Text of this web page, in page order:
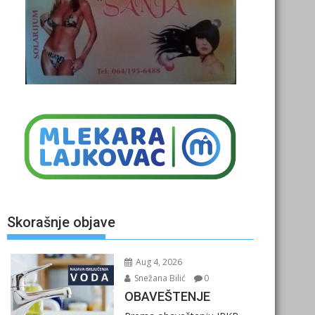
Skorašnje objave
Aug 4, 2026
Snežana Bilić
0
OBAVEŠTENJE